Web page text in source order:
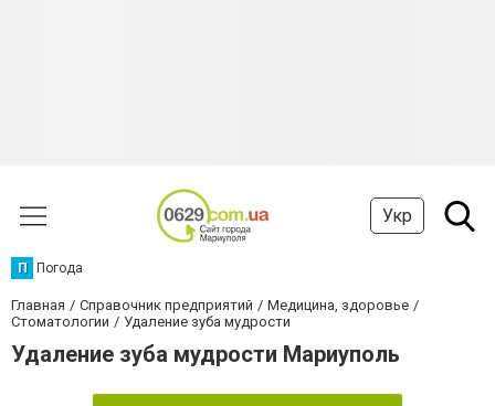
Укр
П Погода
Главная Справочник предприятий
Медицина, здоровье
Стоматологии
Удаление зуба мудрости
Удаление зуба мудрости Мариуполь